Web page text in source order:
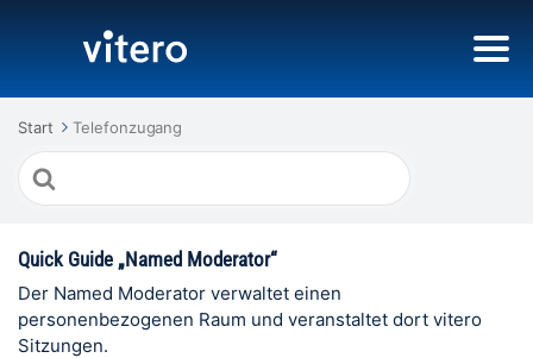
Start Telefonzugang
Suche
nach
Quick Guide „Named Moderator“
Der Named Moderator verwaltet einen
personenbezogenen Raum und veranstaltet dort vitero
Sitzungen.